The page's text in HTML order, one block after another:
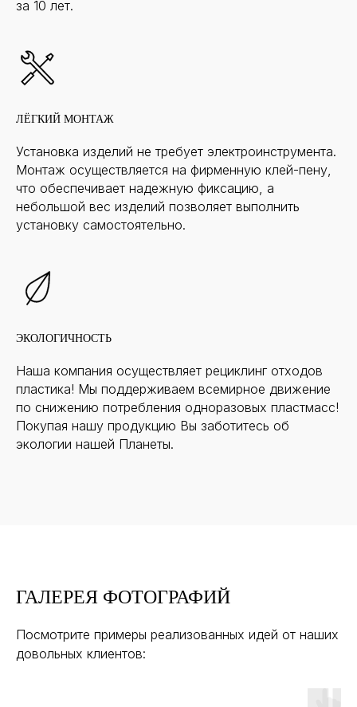
за 10 лет.
ЛЁГКИЙ МОНТАЖ
Установка изделий не требует электроинструмента.
Монтаж осуществляется на фирменную клей-пену,
что обеспечивает надежную фиксацию, а
небольшой вес изделий позволяет выполнить
установку самостоятельно.
ЭКОЛОГИЧНОСТЬ
Наша компания осуществляет рециклинг отходов
пластика! Мы поддерживаем всемирное движение
по снижению потребления одноразовых пластмасс!
Покупая нашу продукцию Вы заботитесь об
экологии нашей Планеты.
ГАЛЕРЕЯ ФОТОГРАФИЙ
Посмотрите примеры реализованных идей от наших
довольных клиентов: